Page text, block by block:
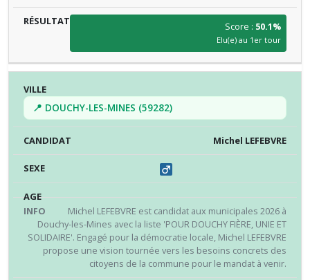
Score : 50.1%
Elu(e) au 1er tour
📍 DOUCHY-LES-MINES (59282)
Michel LEFEBVRE
Michel LEFEBVRE est candidat aux municipales 2026 à
Douchy-les-Mines avec la liste 'POUR DOUCHY FIÈRE, UNIE ET
SOLIDAIRE'. Engagé pour la démocratie locale, Michel LEFEBVRE
propose une vision tournée vers les besoins concrets des
citoyens de la commune pour le mandat à venir.